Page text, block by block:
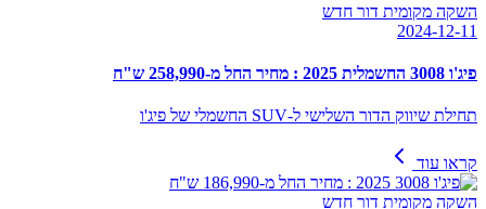
השקה מקומית דור חדש
2024-12-11
פיג'ו 3008 החשמלית 2025 : מחיר החל מ-258,990 ש"ח
תחילת שיווק הדור השלישי ל-SUV החשמלי של פיג'ו
קראו עוד
השקה מקומית דור חדש